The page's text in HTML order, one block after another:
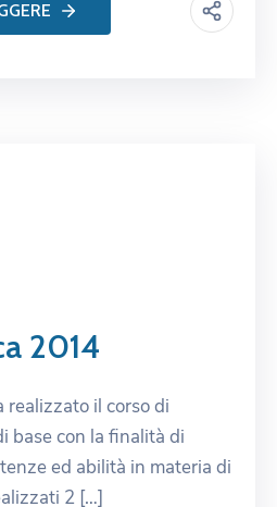
2014
realizzato il corso di
base con la finalità di
ed abilità in materia di
2 […]